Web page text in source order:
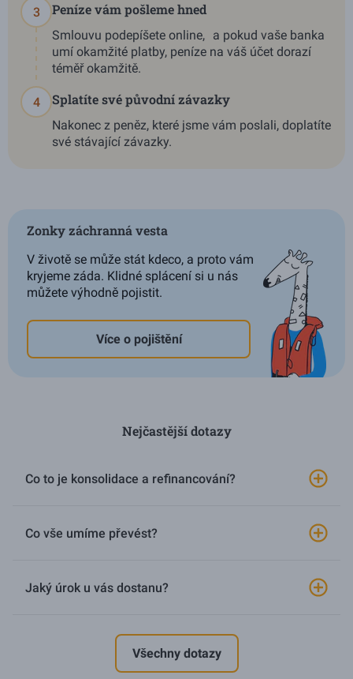
3 Peníze vám pošleme hned
Smlouvu podepíšete online, a pokud vaše banka
umí okamžité platby, peníze na váš účet dorazí
téměř okamžitě.
4 Splatíte své původní závazky
Nakonec z peněz, které jsme vám poslali, doplatíte
své stávající závazky.
Zonky záchranná vesta
V životě se může stát kdeco, a proto vám
kryjeme záda. Klidné splácení si u nás
můžete výhodně pojistit.
Více o pojištění
Nejčastější dotazy
Co to je konsolidace a refinancování?
Co vše umíme převést?
Jaký úrok u vás dostanu?
Všechny dotazy